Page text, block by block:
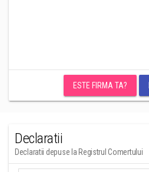
ESTE FIRMA TA?
Declaratii
Declaratii depuse la Registrul Comertului